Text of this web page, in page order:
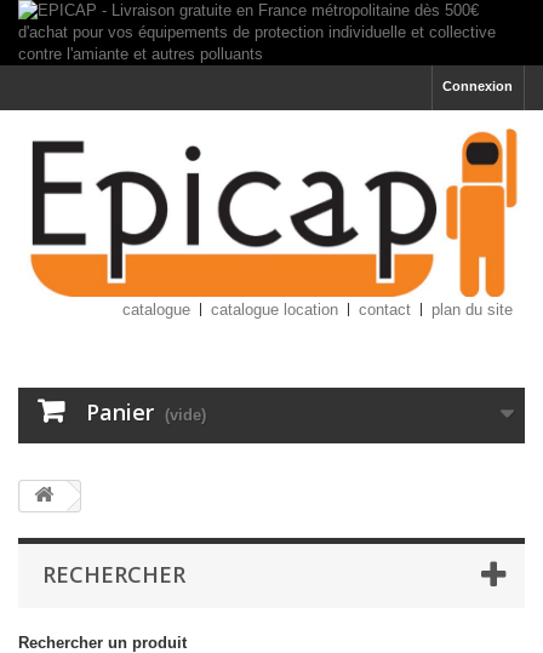
Connexion
catalogue catalogue location contact plan du site
Panier (vide)
RECHERCHER
Rechercher un produit